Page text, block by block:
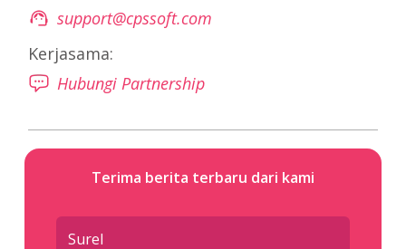
support@cpssoft.com
Kerjasama:
Hubungi Partnership
Terima berita terbaru dari kami